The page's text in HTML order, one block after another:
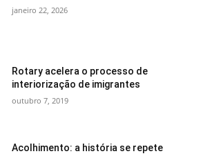
janeiro 22, 2026
Rotary acelera o processo de
interiorização de imigrantes
outubro 7, 2019
Acolhimento: a história se repete